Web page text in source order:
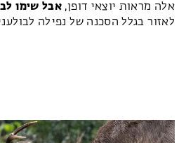
אלה מראות יוצאי דופן, אבל שימו לב
לאזור בגלל הסכנה של נפילה